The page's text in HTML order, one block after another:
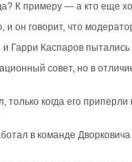
К примеру — а кто еще
он говорит, что
Гарри Каспаров
совет, но в
когда его
в команде